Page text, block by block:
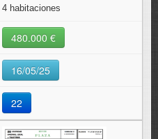
4 habitaciones
480.000 €
16/05/25
22